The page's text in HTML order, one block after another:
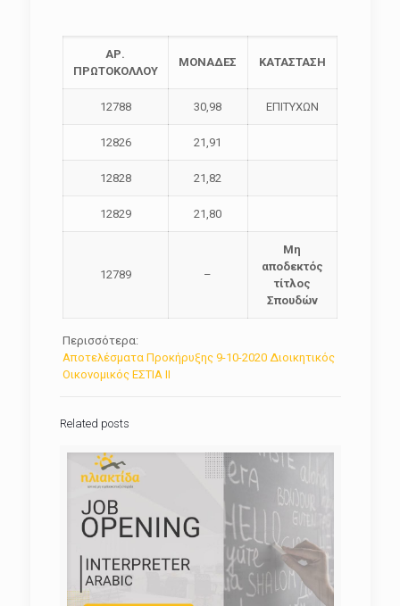
ΑΡ.
ΠΡΩΤΟΚΟΛΛΟΥ
ΜΟΝΑΔΕΣ ΚΑΤΑΣΤΑΣΗ
12788 30,98 ΕΠΙΤΥΧΩΝ
12826 21,91
12828 21,82
12829 21,80
12789 –
Μη
αποδεκτός
τίτλος
Σπουδών
Περισσότερα:
Αποτελέσματα Προκήρυξης 9-10-2020 Διοικητικός
Οικονομικός ΕΣΤΙΑ ΙΙ
Related posts